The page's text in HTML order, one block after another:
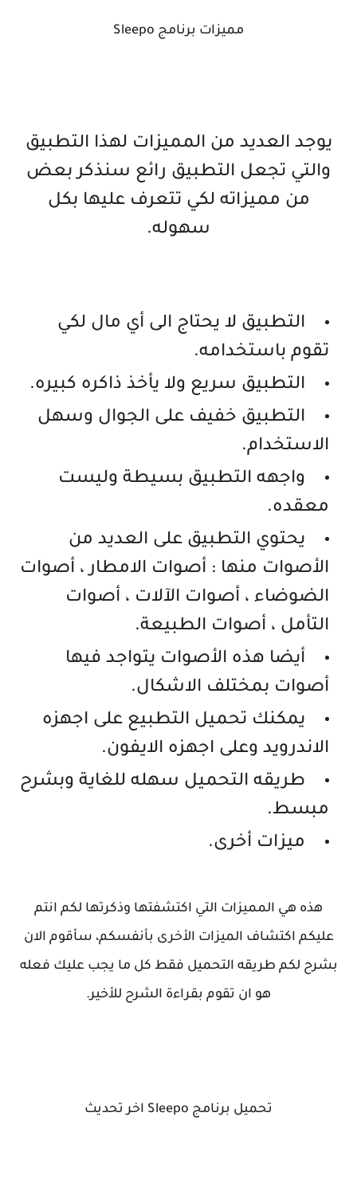
مميزات برنامج Sleepo
يوجد العديد من المميزات لهذا التطبيق
والتي تجعل التطبيق رائع سنذكر بعض
من مميزاته لكي تتعرف عليها بكل
سهوله.
التطبيق لا يحتاج الى أي مال لكي
تقوم باستخدامه.
التطبيق سريع ولا يأخذ ذاكره كبيره.
التطبيق خفيف على الجوال وسهل
الاستخدام.
واجهه التطبيق بسيطة وليست
معقده.
يحتوي التطبيق على العديد من
الأصوات منها : أصوات الامطار ، أصوات
الضوضاء ، أصوات الآلات ، أصوات
التأمل ، أصوات الطبيعة.
أيضا هذه الأصوات يتواجد فيها
أصوات بمختلف الاشكال.
يمكنك تحميل التطبيع على اجهزه
الاندرويد وعلى اجهزه الايفون.
طريقه التحميل سهله للغاية وبشرح
مبسط.
ميزات أخرى.
هذه هي المميزات التي اكتشفتها وذكرتها لكم انتم
عليكم اكتشاف الميزات الأخرى بأنفسكم، سأقوم الان
بشرح لكم طريقه التحميل فقط كل ما يجب عليك فعله
هو ان تقوم بقراءة الشرح للأخير.
تحميل برنامج Sleepo اخر تحديث